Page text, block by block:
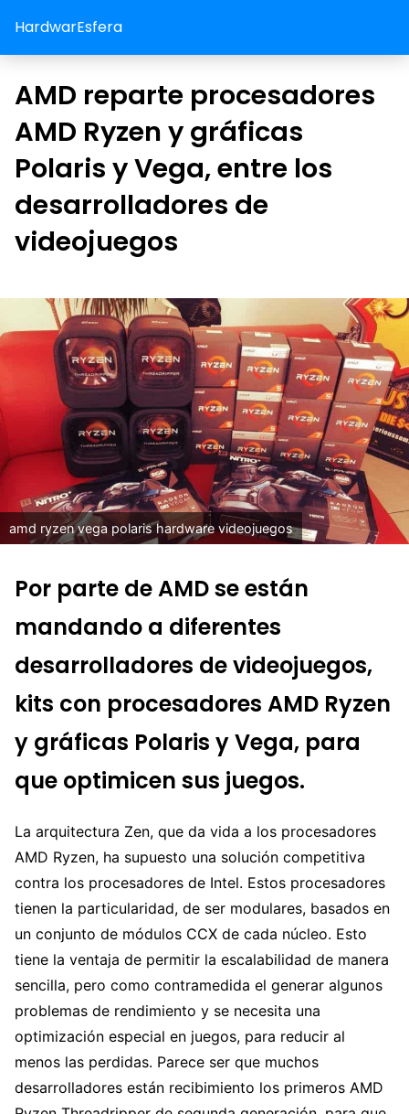
HardwarEsfera
AMD reparte procesadores
AMD Ryzen y gráficas
Polaris y Vega, entre los
desarrolladores de
videojuegos
amd ryzen vega polaris hardware videojuegos
Por parte de AMD se están
mandando a diferentes
desarrolladores de videojuegos,
kits con procesadores AMD Ryzen
y gráficas Polaris y Vega, para
que optimicen sus juegos.
La arquitectura Zen, que da vida a los procesadores
AMD Ryzen, ha supuesto una solución competitiva
contra los procesadores de Intel. Estos procesadores
tienen la particularidad, de ser modulares, basados en
un conjunto de módulos CCX de cada núcleo. Esto
tiene la ventaja de permitir la escalabilidad de manera
sencilla, pero como contramedida el generar algunos
problemas de rendimiento y se necesita una
optimización especial en juegos, para reducir al
menos las perdidas. Parece ser que muchos
desarrolladores están recibimiento los primeros AMD